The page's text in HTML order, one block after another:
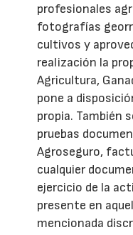
profesionales
fotografías
cultivos y
realización la
Agricultura,
pone a
propia. También
pruebas
Agroseguro,
cualquier
ejercicio de la
presente en
mencionada